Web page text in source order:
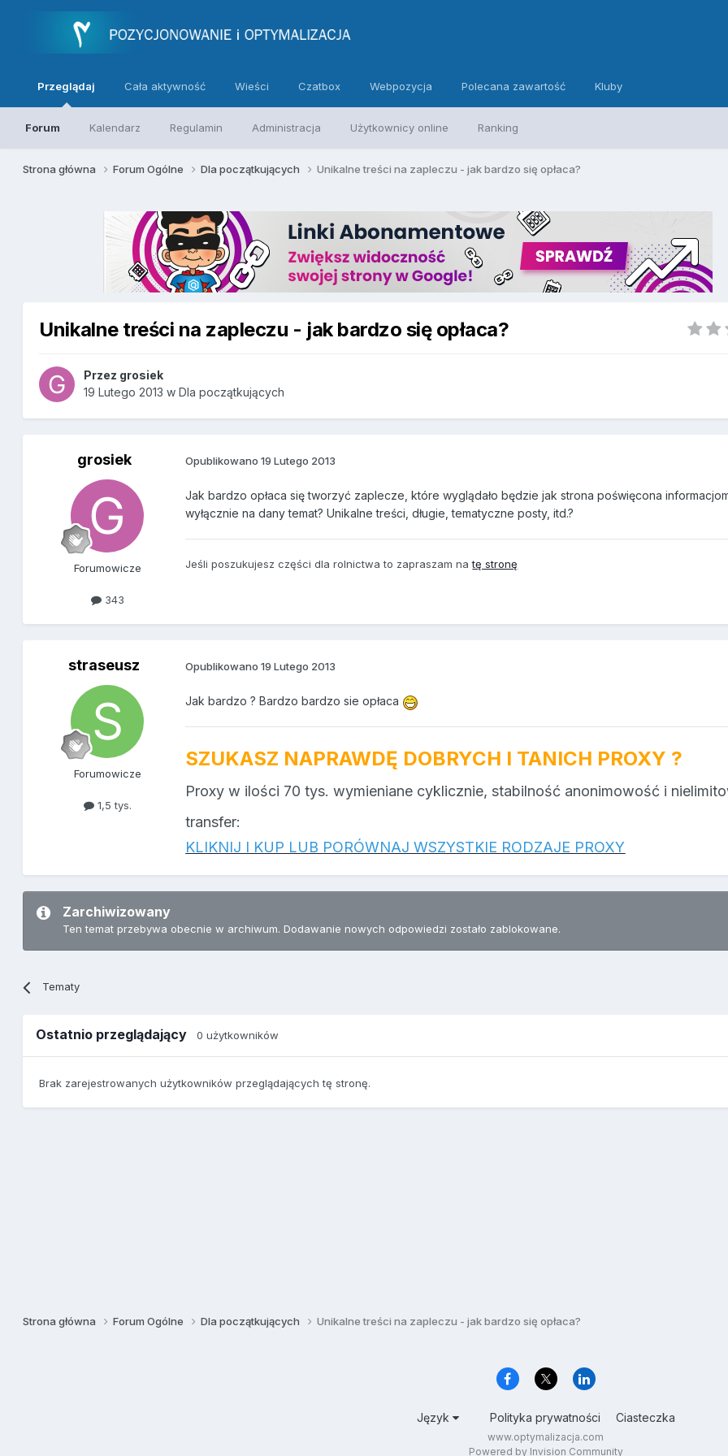
Przeglądaj
Forum Kalendarz Regulamin Administracja Użytkownicy online Ranking
Cała aktywność Wieści Czatbox Webpozycja Polecana zawartość Kluby
Strona główna Forum Ogólne Dla początkujących Unikalne treści na zapleczu - jak bardzo się opłaca?
Unikalne treści na zapleczu - jak bardzo się opłaca?
Przez grosiek
19 Lutego 2013 wDla początkujących
grosiek
Forumowicze
343
Opublikowano19 Lutego 2013
Jak bardzo opłaca się tworzyć zaplecze, które wyglądało będzie jak strona poświęcona
wyłącznie na dany temat? Unikalne treści, długie, tematyczne posty, itd.?
Jeśli poszukujesz części dla rolnictwa to zapraszam natę stronę
straseusz
Forumowicze
1,5 tys.
Opublikowano19 Lutego 2013
Jak bardzo ? Bardzo bardzo sie opłaca
SZUKASZ NAPRAWDĘ DOBRYCH I TANICH PROXY ?
Proxy w ilości 70 tys. wymieniane cyklicznie, stabilność anonimowość i
transfer:
KLIKNIJ I KUP LUB PORÓWNAJ WSZYSTKIE RODZAJE PROXY
Zarchiwizowany
Ten temat przebywa obecnie w archiwum. Dodawanie nowych odpowiedzi zostało zablokowane.
Tematy
Ostatnio przeglądający0 użytkowników
Brak zarejestrowanych użytkowników przeglądających tę stronę.
Strona główna Forum Ogólne Dla początkujących Unikalne treści na zapleczu - jak bardzo się opłaca?
Język Polityka prywatności Ciasteczka
www.optymalizacja.com
Powered by Invision Community